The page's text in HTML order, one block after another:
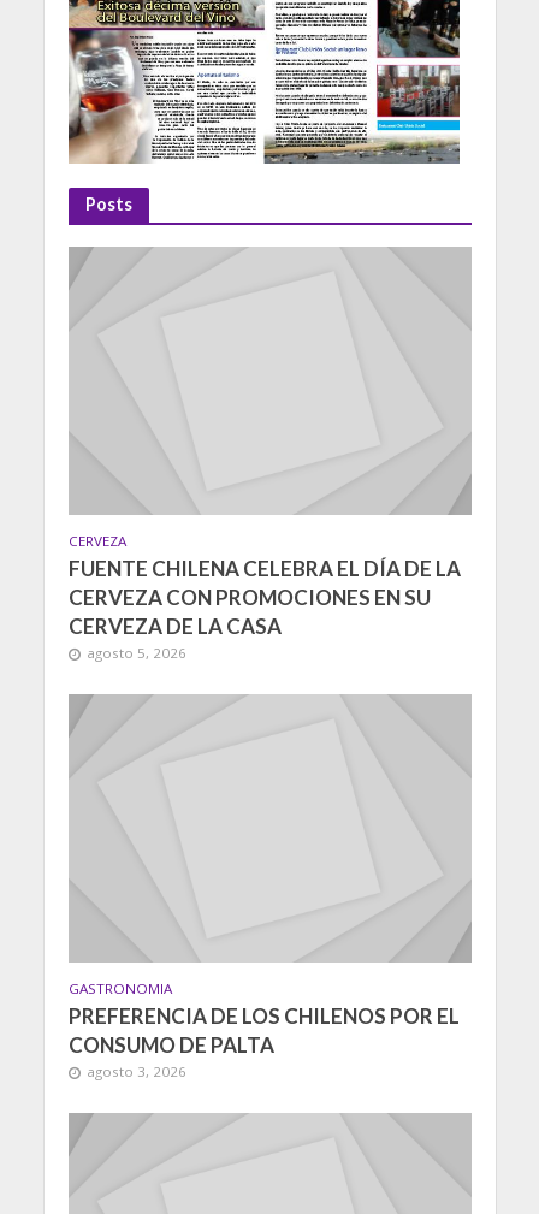
Posts
CERVEZA
FUENTE CHILENA CELEBRA EL DÍA DE LA
CERVEZA CON PROMOCIONES EN SU
CERVEZA DE LA CASA
agosto 5, 2026
GASTRONOMIA
PREFERENCIA DE LOS CHILENOS POR EL
CONSUMO DE PALTA
agosto 3, 2026